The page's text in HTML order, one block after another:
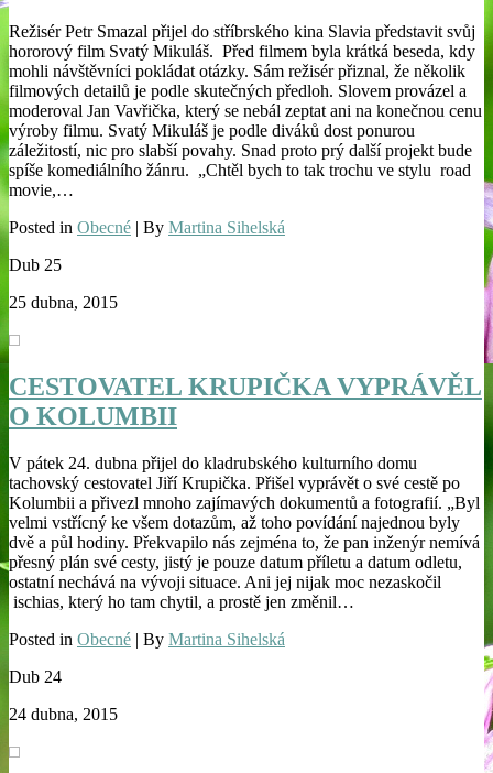
Režisér Petr Smazal přijel do stříbrského kina Slavia představit svůj
hororový film Svatý Mikuláš. Před filmem byla krátká beseda, kdy
mohli návštěvníci pokládat otázky. Sám režisér přiznal, že několik
filmových detailů je podle skutečných předloh. Slovem provázel a
moderoval Jan Vavřička, který se nebál zeptat ani na konečnou cenu
výroby filmu. Svatý Mikuláš je podle diváků dost ponurou
záležitostí, nic pro slabší povahy. Snad proto prý další projekt bude
spíše komediálního žánru. „Chtěl bych to tak trochu ve stylu road
movie,…
Posted in Obecné | By Martina Sihelská
Dub 25
25 dubna, 2015
CESTOVATEL KRUPIČKA VYPRÁVĚL
O KOLUMBII
V pátek 24. dubna přijel do kladrubského kulturního domu
tachovský cestovatel Jiří Krupička. Přišel vyprávět o své cestě po
Kolumbii a přivezl mnoho zajímavých dokumentů a fotografií. „Byl
velmi vstřícný ke všem dotazům, až toho povídání najednou byly
dvě a půl hodiny. Překvapilo nás zejména to, že pan inženýr nemívá
přesný plán své cesty, jistý je pouze datum příletu a datum odletu,
ostatní nechává na vývoji situace. Ani jej nijak moc nezaskočil
ischias, který ho tam chytil, a prostě jen změnil…
Posted in Obecné | By Martina Sihelská
Dub 24
24 dubna, 2015